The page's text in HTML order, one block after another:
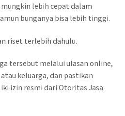
lebih cepat dalam
bunganya bisa lebih tinggi.
riset terlebih dahulu.
tersebut melalui ulasan online,
keluarga, dan pastikan
izin resmi dari Otoritas Jasa